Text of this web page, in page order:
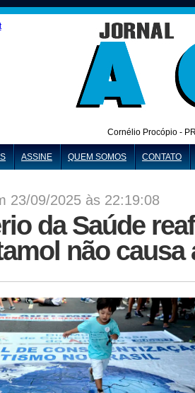
Cornélio Procópio -
ASSINE QUEM SOMOS CONTATO
23/09/2025 às 22:19:08
da Saúde
não causa